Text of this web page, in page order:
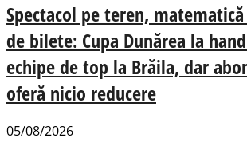
Spectacol pe teren,
de bilete: Cupa Dunărea la
echipe de top la Brăila, dar
oferă nicio reducere
05/08/2026